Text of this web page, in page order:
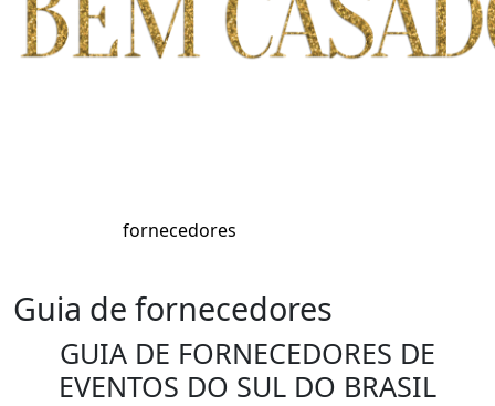
fornecedores
Guia de fornecedores
GUIA DE FORNECEDORES DE
EVENTOS DO SUL DO BRASIL